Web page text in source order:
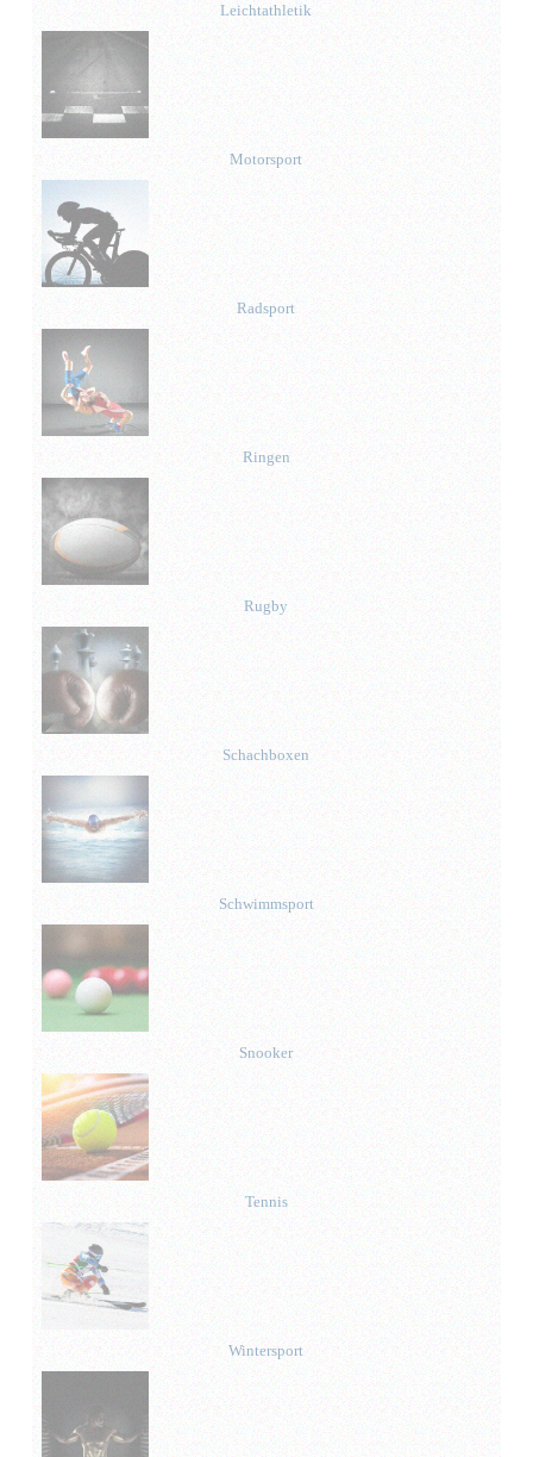
Leichtathletik
Motorsport
Radsport
Ringen
Rugby
Schachboxen
Schwimmsport
Snooker
Tennis
Wintersport